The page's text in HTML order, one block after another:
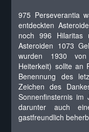
975 Perseverantia
entdeckten
noch 996 Hilaritas
Asteroiden 1073
wurden 1930
Heiterkeit) sollte an
Benennung des
Zeichen des
Sonnenfinsternis
darunter auch
gastfreundlich